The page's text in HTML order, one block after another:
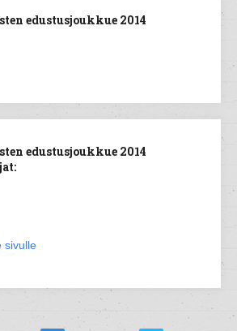
edustusjoukkue 2014
edustusjoukkue 2014
sivulle